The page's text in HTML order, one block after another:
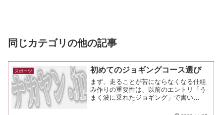
同じカテゴリの他の記事
スポーツ 初めてのジョギングコース選び
まず、走ることが苦にならなくなる仕組
み作りの重要性は、以前のエントリ「う
まく波に乗れたジョギング」で書い
ヤル気を維持することができるように環